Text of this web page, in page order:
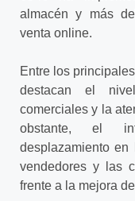
almacén y más
venta online.
Entre los
destacan el
comerciales y la
obstante, el
desplazamiento
vendedores y las
frente a la mejora